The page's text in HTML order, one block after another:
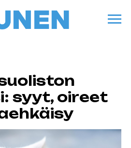
syyt, oireet